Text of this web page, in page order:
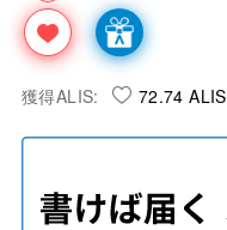
獲得ALIS: 72.74 ALIS